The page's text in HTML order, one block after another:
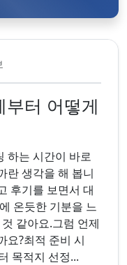
터 어떻게
하는 시간이 바로
란 생각을 해 봅니
후기를 보면서 대
온듯한 기분을 느
같아요.그럼 언제
요?최적 준비 시
목적지 선정...